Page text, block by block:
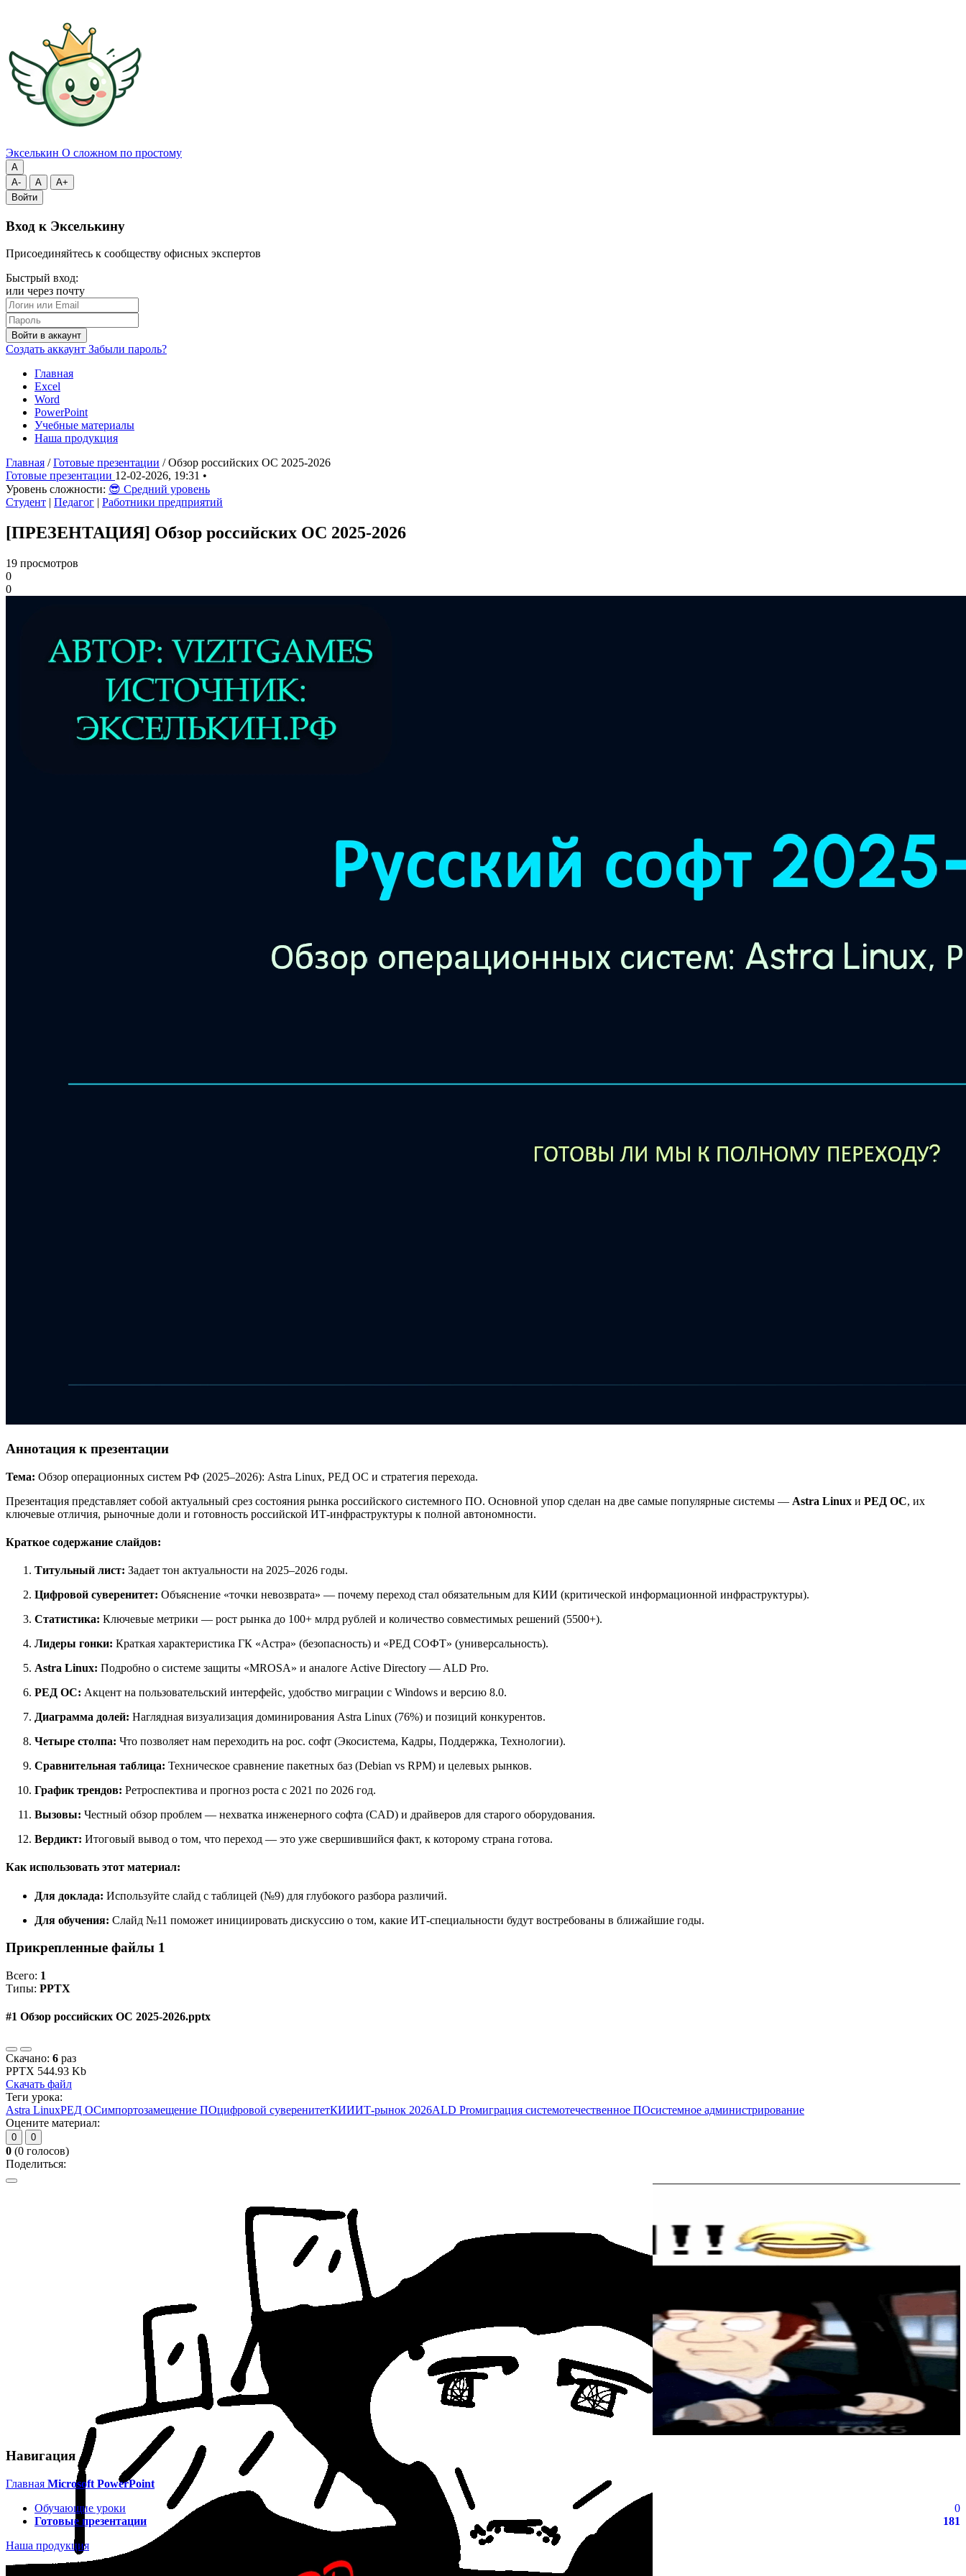
Экселькин О сложном по простому
A
A-
A
A+
Войти
Вход к Экселькину
Присоединяйтесь к сообществу офисных экспертов
Быстрый вход:
или через почту
Войти в аккаунт
Создать аккаунт Забыли пароль?
Главная
Excel
Word
PowerPoint
Учебные материалы
Наша продукция
Главная / Готовые презентации / Обзор российских ОС 2025-2026
Готовые презентации 12-02-2026, 19:31 •
Уровень сложности: 😎 Средний уровень
Студент | Педагог | Работники предприятий
[ПРЕЗЕНТАЦИЯ] Обзор российских ОС 2025-2026
19 просмотров
0
0
Аннотация к презентации
Тема: Обзор операционных систем РФ (2025–2026): Astra Linux, РЕД ОС и стратегия перехода.
Презентация представляет собой актуальный срез состояния рынка российского системного ПО. Основной упор сделан на две самые популярные системы — Astra Linux и РЕД ОС, их
ключевые отличия, рыночные доли и готовность российской ИТ-инфраструктуры к полной автономности.
Краткое содержание слайдов:
Титульный лист: Задает тон актуальности на 2025–2026 годы.
Цифровой суверенитет: Объяснение «точки невозврата» — почему переход стал обязательным для КИИ (критической информационной инфраструктуры).
Статистика: Ключевые метрики — рост рынка до 100+ млрд рублей и количество совместимых решений (5500+).
Лидеры гонки: Краткая характеристика ГК «Астра» (безопасность) и «РЕД СОФТ» (универсальность).
Astra Linux: Подробно о системе защиты «MROSA» и аналоге Active Directory — ALD Pro.
РЕД ОС: Акцент на пользовательский интерфейс, удобство миграции с Windows и версию 8.0.
Диаграмма долей: Наглядная визуализация доминирования Astra Linux (76%) и позиций конкурентов.
Четыре столпа: Что позволяет нам переходить на рос. софт (Экосистема, Кадры, Поддержка, Технологии).
Сравнительная таблица: Техническое сравнение пакетных баз (Debian vs RPM) и целевых рынков.
График трендов: Ретроспектива и прогноз роста с 2021 по 2026 год.
Вызовы: Честный обзор проблем — нехватка инженерного софта (CAD) и драйверов для старого оборудования.
Вердикт: Итоговый вывод о том, что переход — это уже свершившийся факт, к которому страна готова.
Как использовать этот материал:
Для доклада: Используйте слайд с таблицей (№9) для глубокого разбора различий.
Для обучения: Слайд №11 поможет инициировать дискуссию о том, какие ИТ-специальности будут востребованы в ближайшие годы.
Прикрепленные файлы 1
Всего: 1
Типы: PPTX
#1 Обзор российских ОС 2025-2026.pptx
Скачано: 6 раз
PPTX 544.93 Kb
Скачать файл
Теги урока:
Astra LinuxРЕД ОСимпортозамещение ПОцифровой суверенитетКИИИТ-рынок 2026ALD Proмиграция системотечественное ПОсистемное администрирование
Оцените материал:
0 0
0 (0 голосов)
Поделиться:
Навигация
Главная Microsoft PowerPoint
Обучающие уроки
0
Готовые презентации
181
Наша продукция